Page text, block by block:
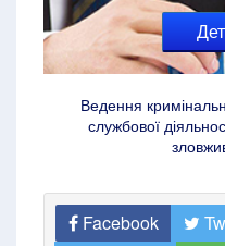
Ведення
службової
Facebook